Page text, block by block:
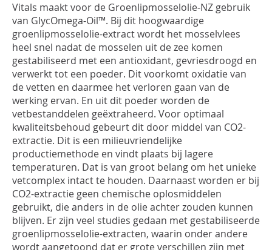
Vitals maakt voor de Groenlipmosselolie-NZ gebruik
van GlycOmega-Oil™. Bij dit hoogwaardige
groenlipmosselolie-extract wordt het mosselvlees
heel snel nadat de mosselen uit de zee komen
gestabiliseerd met een antioxidant, gevriesdroogd en
verwerkt tot een poeder. Dit voorkomt oxidatie van
de vetten en daarmee het verloren gaan van de
werking ervan. En uit dit poeder worden de
vetbestanddelen geëxtraheerd. Voor optimaal
kwaliteitsbehoud gebeurt dit door middel van CO2-
extractie. Dit is een milieuvriendelijke
productiemethode en vindt plaats bij lagere
temperaturen. Dat is van groot belang om het unieke
vetcomplex intact te houden. Daarnaast worden er bij
CO2-extractie geen chemische oplosmiddelen
gebruikt, die anders in de olie achter zouden kunnen
blijven. Er zijn veel studies gedaan met gestabiliseerde
groenlipmosselolie-extracten, waarin onder andere
wordt aangetoond dat er grote verschillen zijn met